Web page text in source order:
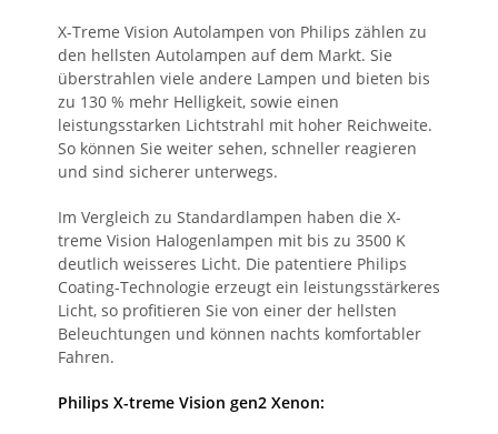
X-Treme Vision Autolampen von Philips zählen zu
den hellsten Autolampen auf dem Markt. Sie
überstrahlen viele andere Lampen und bieten bis
zu 130 % mehr Helligkeit, sowie einen
leistungsstarken Lichtstrahl mit hoher Reichweite.
So können Sie weiter sehen, schneller reagieren
und sind sicherer unterwegs.
Im Vergleich zu Standardlampen haben die X-
treme Vision Halogenlampen mit bis zu 3500 K
deutlich weisseres Licht. Die patentiere Philips
Coating-Technologie erzeugt ein leistungsstärkeres
Licht, so profitieren Sie von einer der hellsten
Beleuchtungen und können nachts komfortabler
Fahren.
Philips X-treme Vision gen2 Xenon: